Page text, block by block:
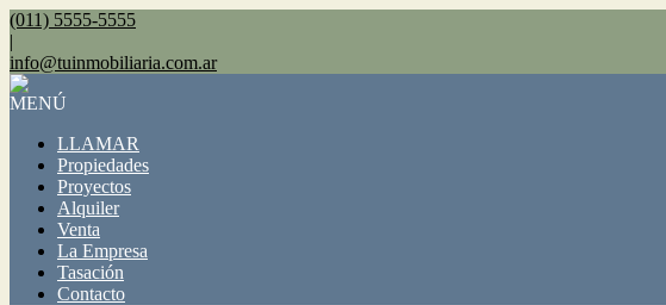
(011) 5555-5555
|
info@tuinmobiliaria.com.ar
MENÚ
LLAMAR
Propiedades
Proyectos
Alquiler
Venta
La Empresa
Tasación
Contacto